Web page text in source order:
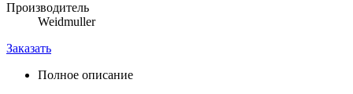
Производитель
Weidmuller
Заказать
Полное описание